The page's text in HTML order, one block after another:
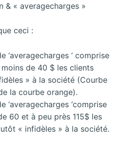
& « averagecharges »
ceci :
‘averagecharges ‘ comprise
de 40 $ les clients
» à la société (Courbe
la courbe orange).
‘averagecharges ‘comprise
60 et à peu près 115$ les
« infidèles » à la société.